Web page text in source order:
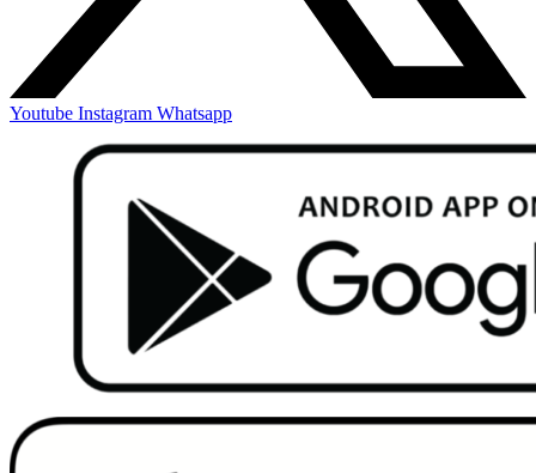
Youtube Instagram Whatsapp